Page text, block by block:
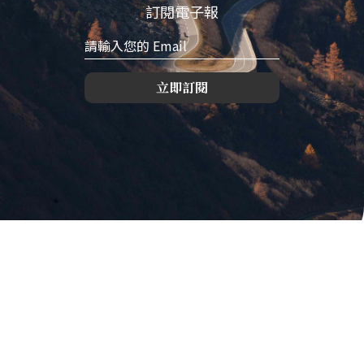
訂閱電子報
立即訂閱